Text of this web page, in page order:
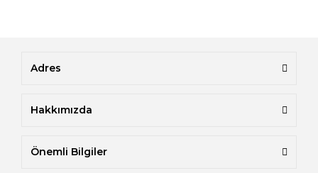
Adres
Hakkımızda
Önemli Bilgiler